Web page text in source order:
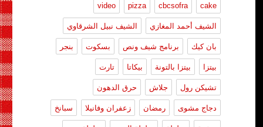
cake
cbcsofra
pizza
video
الشيف أحمد المغازي الشيف نبيل الشرقاوي
بان كيك برنامج شيف ونص بسكوت بنجر
بيتزا بيتزا بالتونة بيكاتا تارت
تشيكن رول جلاش حرق الدهون
دجاج مشوى رمضان زعفران وفانيلا سبانخ